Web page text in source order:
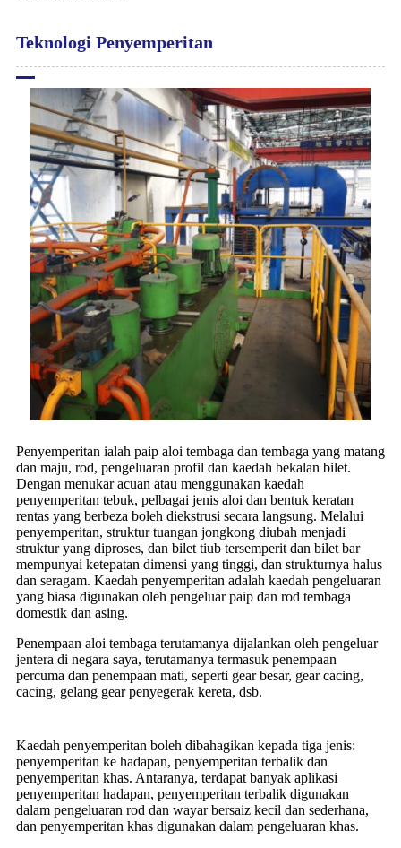
Teknologi Penyemperitan
Penyemperitan ialah paip aloi tembaga dan tembaga yang matang
dan maju, rod, pengeluaran profil dan kaedah bekalan bilet.
Dengan menukar acuan atau menggunakan kaedah
penyemperitan tebuk, pelbagai jenis aloi dan bentuk keratan
rentas yang berbeza boleh diekstrusi secara langsung. Melalui
penyemperitan, struktur tuangan jongkong diubah menjadi
struktur yang diproses, dan bilet tiub tersemperit dan bilet bar
mempunyai ketepatan dimensi yang tinggi, dan strukturnya halus
dan seragam. Kaedah penyemperitan adalah kaedah pengeluaran
yang biasa digunakan oleh pengeluar paip dan rod tembaga
domestik dan asing.
Penempaan aloi tembaga terutamanya dijalankan oleh pengeluar
jentera di negara saya, terutamanya termasuk penempaan
percuma dan penempaan mati, seperti gear besar, gear cacing,
cacing, gelang gear penyegerak kereta, dsb.
Kaedah penyemperitan boleh dibahagikan kepada tiga jenis:
penyemperitan ke hadapan, penyemperitan terbalik dan
penyemperitan khas. Antaranya, terdapat banyak aplikasi
penyemperitan hadapan, penyemperitan terbalik digunakan
dalam pengeluaran rod dan wayar bersaiz kecil dan sederhana,
dan penyemperitan khas digunakan dalam pengeluaran khas.